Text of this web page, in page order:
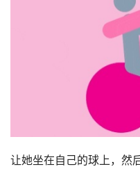
让她坐在自己的球上，然